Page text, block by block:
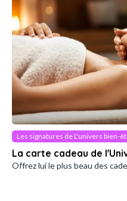
Les signatures de L'univers bien-
La carte cadeau de
Offrez lui le plus beau des